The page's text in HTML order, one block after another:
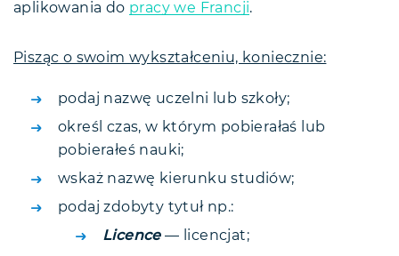
aplikowania do pracy we Francji.
Pisząc o swoim wykształceniu, koniecznie:
podaj nazwę uczelni lub szkoły;
określ czas, w którym pobierałaś lub
pobierałeś nauki;
wskaż nazwę kierunku studiów;
podaj zdobyty tytuł np.:
Licence— licencjat;